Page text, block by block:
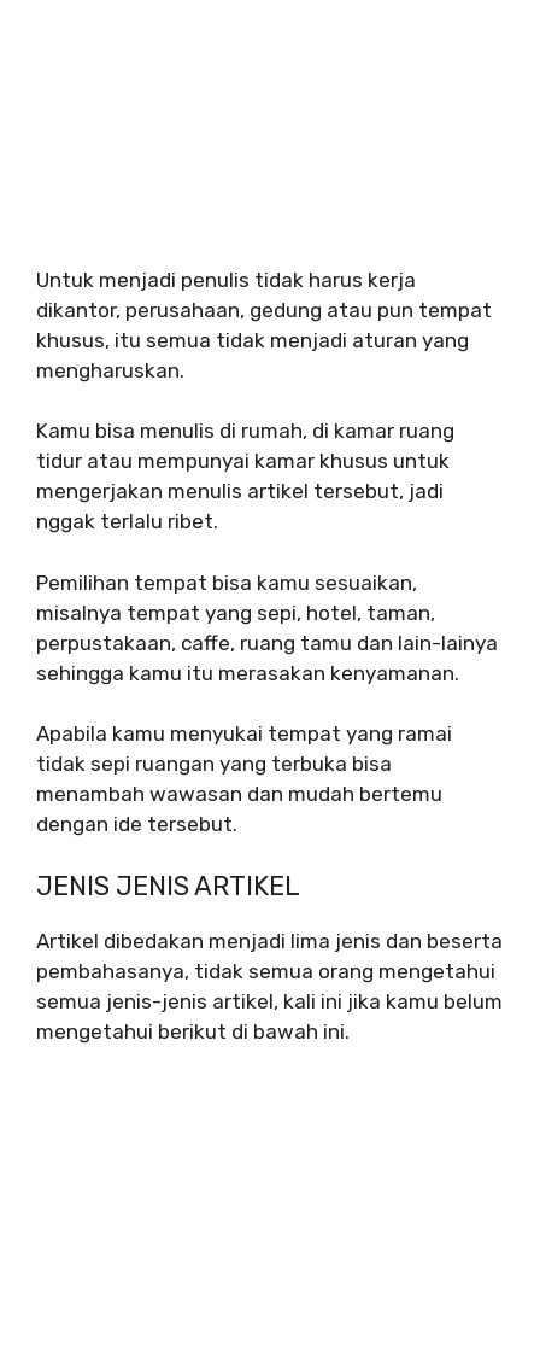
Untuk menjadi penulis tidak harus kerja
dikantor, perusahaan, gedung atau pun tempat
khusus, itu semua tidak menjadi aturan yang
mengharuskan.
Kamu bisa menulis di rumah, di kamar ruang
tidur atau mempunyai kamar khusus untuk
mengerjakan menulis artikel tersebut, jadi
nggak terlalu ribet.
Pemilihan tempat bisa kamu sesuaikan,
misalnya tempat yang sepi, hotel, taman,
perpustakaan, caffe, ruang tamu dan lain-lainya
sehingga kamu itu merasakan kenyamanan.
Apabila kamu menyukai tempat yang ramai
tidak sepi ruangan yang terbuka bisa
menambah wawasan dan mudah bertemu
dengan ide tersebut.
JENIS JENIS ARTIKEL
Artikel dibedakan menjadi lima jenis dan beserta
pembahasanya, tidak semua orang mengetahui
semua jenis-jenis artikel, kali ini jika kamu belum
mengetahui berikut di bawah ini.